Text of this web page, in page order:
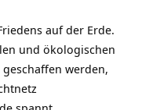
auf der Erde.
und ökologischen
werden,